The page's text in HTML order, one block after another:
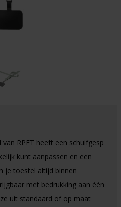
RPET heeft een schuifgesp
kunt aanpassen en een
je toestel altijd binnen
met bedrukking aan één
uit standaard of op maat